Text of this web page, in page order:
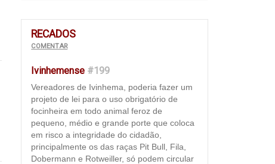
RECADOS
COMENTAR
Ivinhemense #199
Vereadores de Ivinhema, poderia fazer um
projeto de lei para o uso obrigatório de
focinheira em todo animal feroz de
pequeno, médio e grande porte que coloca
em risco a integridade do cidadão,
principalmente os das raças Pit Bull, Fila,
Dobermann e Rotweiller, só podem circular